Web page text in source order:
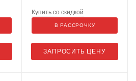
ЗАПРОСИТЬ ЦЕНУ
Купить со скидкой
В РАССРОЧКУ